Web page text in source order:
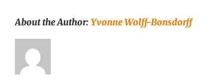
About the Author:Yvonne Wolff-Bonsdorff